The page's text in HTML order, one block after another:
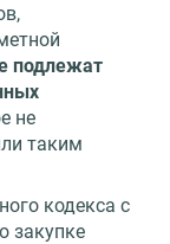
подлежат
не
таким
кодекса с
закупке